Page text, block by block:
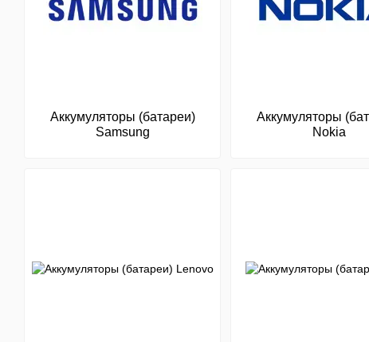
Аккумуляторы (батареи)
Samsung
Аккумуляторы
Nokia